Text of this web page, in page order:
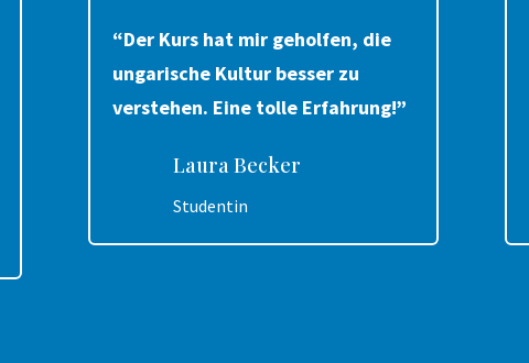
“Der Kurs hat mir geholfen, die
ungarische Kultur besser zu
verstehen. Eine tolle Erfahrung!”
Laura Becker
Studentin